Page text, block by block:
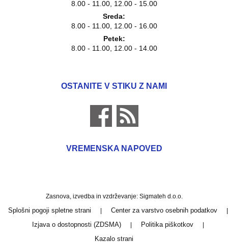
8.00 - 11.00, 12.00 - 15.00
Sreda:
8.00 - 11.00, 12.00 - 16.00
Petek:
8.00 - 11.00, 12.00 - 14.00
OSTANITE V STIKU Z NAMI
VREMENSKA NAPOVED
Zasnova, izvedba in vzdrževanje: Sigmateh d.o.o.
Splošni pogoji spletne strani Center za varstvo osebnih podatkov
Izjava o dostopnosti (ZDSMA) Politika piškotkov
Kazalo strani